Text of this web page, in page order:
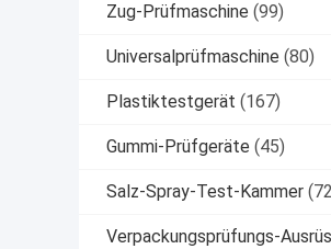
Zug-Prüfmaschine (99)
Universalprüfmaschine (80)
Plastiktestgerät (167)
Gummi-Prüfgeräte (45)
Salz-Spray-Test-Kammer
Verpackungsprüfungs-